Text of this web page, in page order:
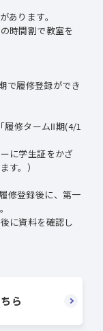
あります。
時間割で教室を
で履修登録ができ
修タームⅡ期(4/1
学生証をかざ
す。）
登録後に、第一
資料を確認し
ら